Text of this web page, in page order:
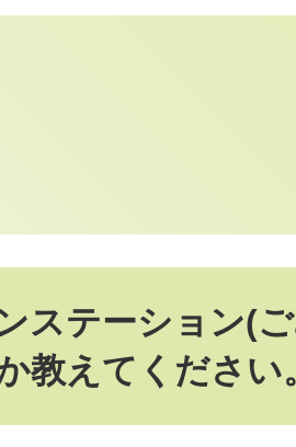
ステーション(
教えてください